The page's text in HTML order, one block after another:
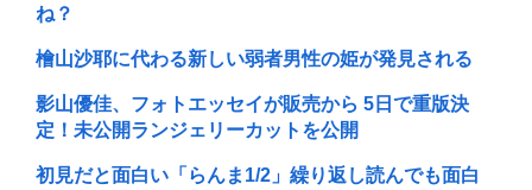
ね？
檜山沙耶に代わる新しい弱者男性の姫が発見される
影山優佳、フォトエッセイが販売から 5日で重版決
定！未公開ランジェリーカットを公開
初見だと面白い「らんま1/2」繰り返し読んでも面白